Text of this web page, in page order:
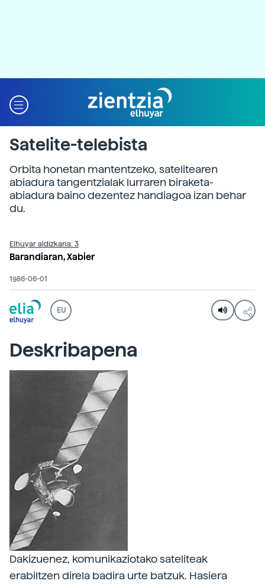
Satelite-telebista
Orbita honetan mantentzeko, satelitearen
abiadura tangentzialak lurraren biraketa-
abiadura baino dezentez handiagoa izan behar
du.
Elhuyar aldizkaria: 3
Barandiaran, Xabier
1986-06-01
EU
Deskribapena
Dakizuenez, komunikaziotako sateliteak
erabiltzen direla badira urte batzuk. Hasiera